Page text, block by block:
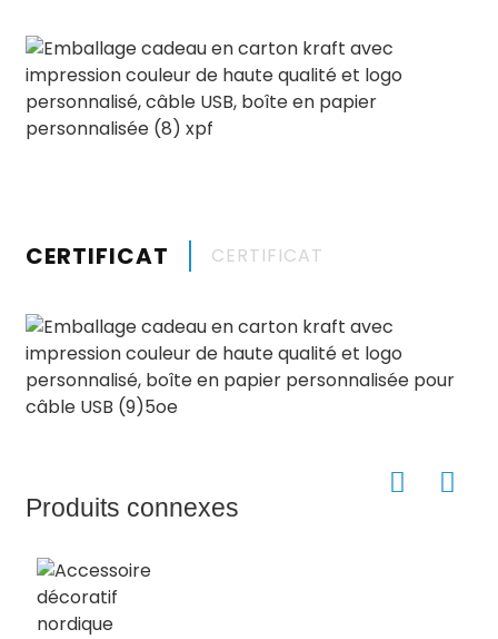
CERTIFICAT CERTIFICAT
Produits connexes